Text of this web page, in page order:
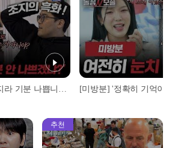
[4회 예고] '나도 사람인지라 기분 나쁩니다!' 조지의 흑화 이유는? | 돌싱N모솔 | 5월 5일 (화) 밤 10시 MBC every1
추천